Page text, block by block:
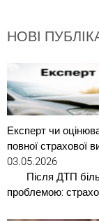
НОВІ
Експерт чи
повної страхової
03.05.2026
Після ДТП
проблемою: